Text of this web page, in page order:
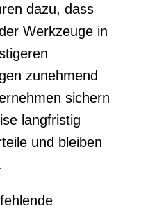
dazu, dass
Werkzeuge in
zunehmend
sichern
langfristig
und bleiben